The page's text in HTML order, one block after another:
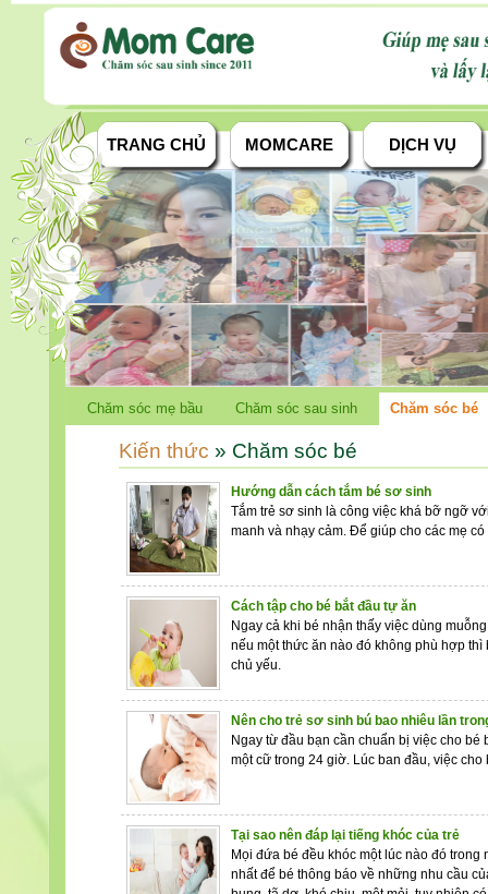
TRANG CHỦ MOMCARE DỊCH VỤ
Chăm sóc mẹ bầu Chăm sóc sau sinh Chăm sóc bé
Kiến thức » Chăm sóc bé
Hướng dẫn cách tắm bé sơ sinh
Tắm trẻ sơ sinh là công việc khá bỡ ngỡ
manh và nhạy cảm. Để giúp cho các mẹ
Cách tập cho bé bắt đầu tự ăn
Ngay cả khi bé nhận thấy việc dùng
nếu một thức ăn nào đó không phù hợp
chủ yếu.
Nên cho trẻ sơ sinh bú bao nhiêu lần
Ngay từ đầu bạn cần chuẩn bị việc cho
một cữ trong 24 giờ. Lúc ban đầu, việc
Tại sao nên đáp lại tiếng khóc của trẻ
Mọi đứa bé đều khóc một lúc nào đó
nhất để bé thông báo về những nhu cầu